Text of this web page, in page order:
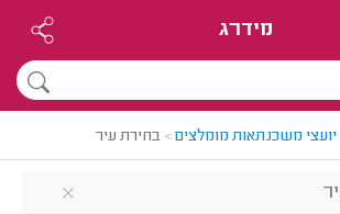
מידרג
יועצי משכנתאות מומלצים> בחירת עיר